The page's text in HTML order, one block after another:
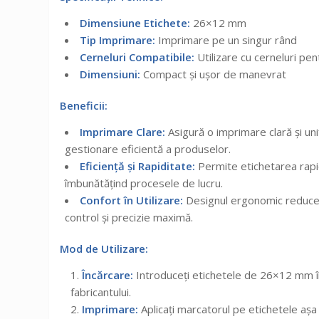
Dimensiune Etichete: 26×12 mm
Tip Imprimare: Imprimare pe un singur rând
Cerneluri Compatibile: Utilizare cu cerneluri
Dimensiuni: Compact și ușor de manevrat
Beneficii:
Imprimare Clare: Asigură o imprimare clară și
gestionare eficientă a produselor.
Eficiență și Rapiditate: Permite etichetarea
îmbunătățind procesele de lucru.
Confort în Utilizare: Designul ergonomic
control și precizie maximă.
Mod de Utilizare:
Încărcare: Introduceți etichetele de 26×12 mm
fabricantului.
Imprimare: Aplicați marcatorul pe etichetele